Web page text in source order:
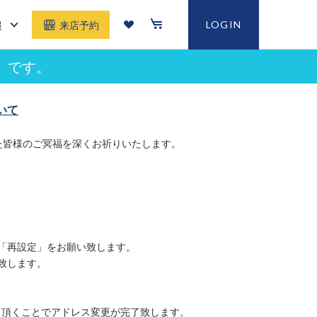
来店予約 LOGIN
す。
て
様のご冥福を深くお祈りいたします。
設定」をお願い致します。
ます。
ことでアドレス変更が完了致します。